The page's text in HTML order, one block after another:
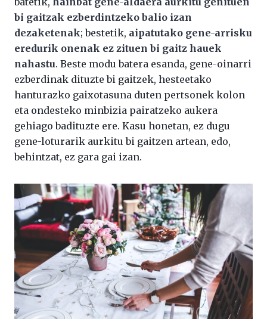
bi gaitzak ezberdintzeko balio izan
dezaketenak; bestetik, aipatutako gene-arrisku
eredurik onenak ez zituen bi gaitz hauek
nahastu. Beste modu batera esanda, gene-oinarri
ezberdinak dituzte bi gaitzek, hesteetako
hanturazko gaixotasuna duten pertsonek kolon
eta ondesteko minbizia pairatzeko aukera
gehiago badituzte ere. Kasu honetan, ez dugu
gene-loturarik aurkitu bi gaitzen artean, edo,
behintzat, ez gara gai izan.